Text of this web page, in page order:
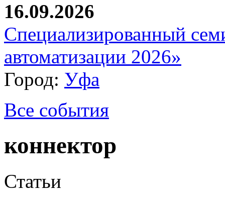
16.09.2026
Специализированный
автоматизации 2026»
Город: Уфа
Все события
коннектор
Статьи